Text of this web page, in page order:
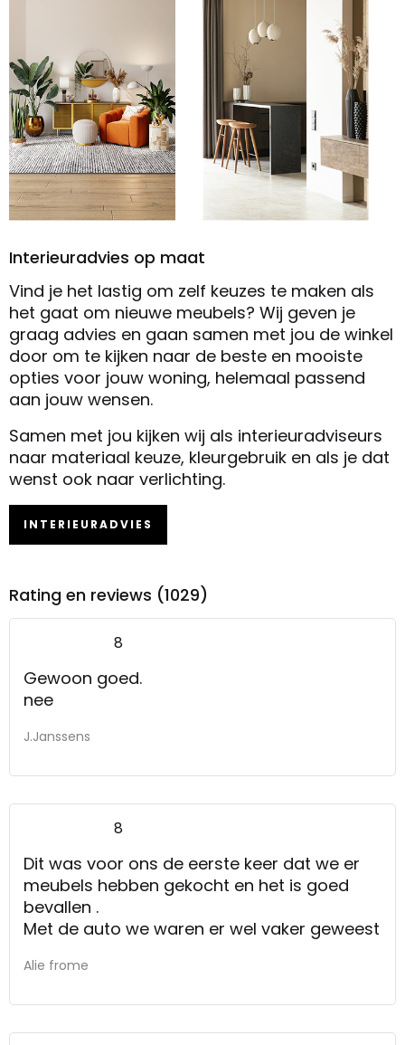
Interieuradvies op maat
Vind je het lastig om zelf keuzes te maken als
het gaat om nieuwe meubels? Wij geven je
graag advies en gaan samen met jou de winkel
door om te kijken naar de beste en mooiste
opties voor jouw woning, helemaal passend
aan jouw wensen.
Samen met jou kijken wij als interieuradviseurs
naar materiaal keuze, kleurgebruik en als je dat
wenst ook naar verlichting.
INTERIEURADVIES
Rating en reviews (1029)
8
Gewoon goed.
nee
J.Janssens
8
Dit was voor ons de eerste keer dat we er
meubels hebben gekocht en het is goed
bevallen .
Met de auto we waren er wel vaker geweest
Alie frome